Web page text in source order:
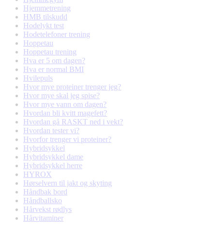
Hjemmetrening
HMB tilskudd
Hodelykt test
Hodetelefoner trening
Hoppetau
Hoppetau trening
Hva er 5 om dagen?
Hva er normal BMI
Hvilepuls
Hvor mye proteiner trenger jeg?
Hvor mye skal jeg spise?
Hvor mye vann om dagen?
Hvordan bli kvitt magefett?
Hvordan gå RASKT ned i vekt?
Hvordan tester vi?
Hvorfor trenger vi proteiner?
Hybridsykkel
Hybridsykkel dame
Hybridsykkel herre
HYROX
Hørselvern til jakt og skyting
Håndbak bord
Håndballsko
Hårvekst rødlys
Hårvitaminer